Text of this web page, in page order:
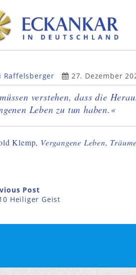
Raffelsberger 27. Dezember
verstehen, dass die
Leben zu tun haben.«
Klemp, Vergangene Leben,
Post
Heiliger Geist